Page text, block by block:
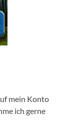
mein Konto
ich gerne